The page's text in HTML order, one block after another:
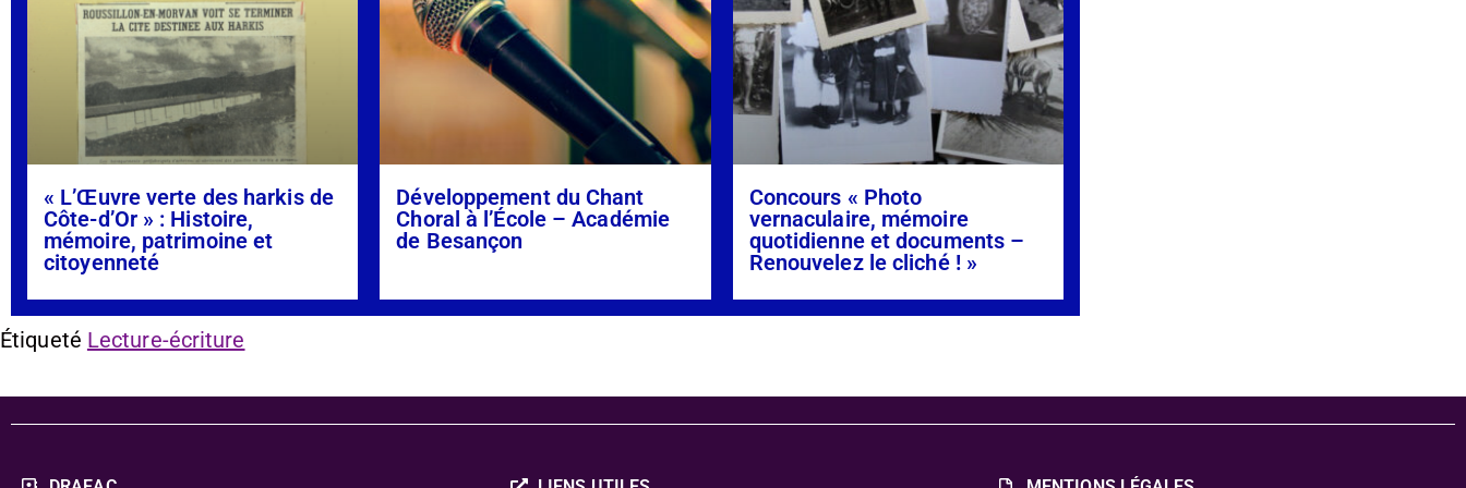
« L’Œuvre verte des harkis de
Côte-d’Or » : Histoire,
mémoire, patrimoine et
citoyenneté
Développement du Chant
Choral à l’École – Académie
de Besançon
Concours « Photo
vernaculaire, mémoire
quotidienne et documents –
Renouvelez le cliché ! »
Étiqueté Lecture-écriture